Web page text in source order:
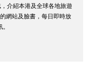
介紹本港及全球各地旅遊
網站及臉書，每日即時放